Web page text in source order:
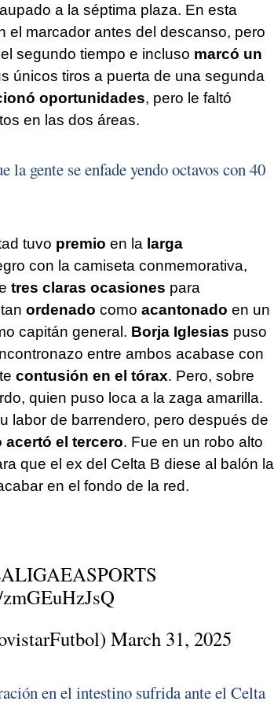
a la séptima plaza. En esta
el marcador antes del descanso, pero
segundo tiempo e incluso marcó un
únicos tiros a puerta de una segunda
oportunidades, pero le faltó
en las dos áreas.
gente se enfade yendo octavos con 40
tuvo premio en la larga
con la camiseta conmemorativa,
tres claras ocasiones para
ordenado como acantonado en un
capitán general. Borja Iglesias puso
entre ambos acabase con
contusión en el tórax. Pero, sobre
quien puso loca a la zaga amarilla.
labor de barrendero, pero después de
acertó el tercero. Fue en un robo alto
que el ex del Celta B diese al balón la
en el fondo de la red.
March 31, 2025
en el intestino sufrida ante el Celta